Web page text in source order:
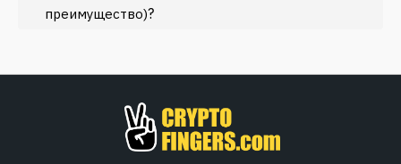
МЕНЬШЕ
преимущество)?